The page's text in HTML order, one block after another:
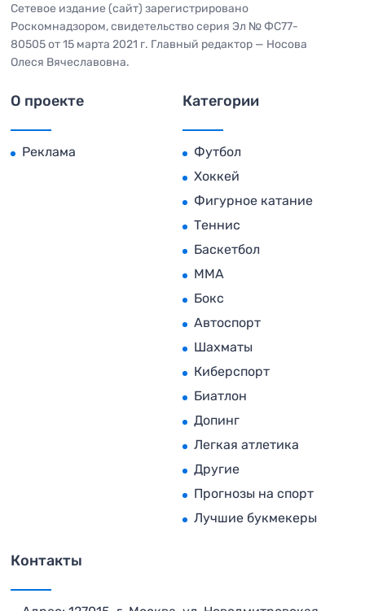
Сетевое издание (сайт) зарегистрировано
Роскомнадзором, свидетельство серия Эл № ФС77-
80505 от 15 марта 2021 г. Главный редактор — Носова
Олеся Вячеславовна.
О проекте
Реклама
Категории
Футбол
Хоккей
Фигурное катание
Теннис
Баскетбол
MMA
Бокс
Автоспорт
Шахматы
Киберспорт
Биатлон
Допинг
Легкая атлетика
Другие
Прогнозы на спорт
Лучшие букмекеры
Контакты